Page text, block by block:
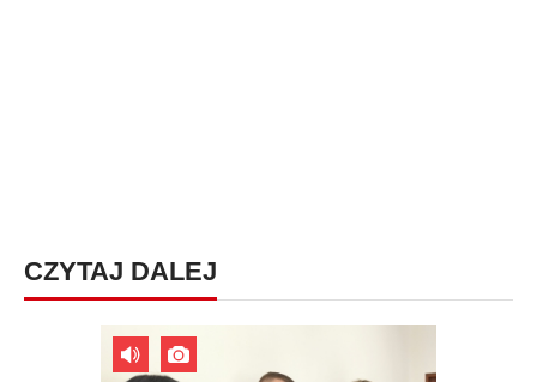
CZYTAJ DALEJ